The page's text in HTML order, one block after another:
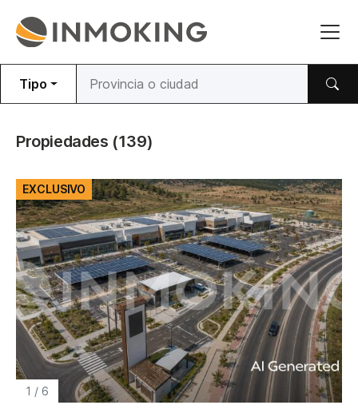
Tipo
Propiedades (139)
1 / 6
EXCLUSIVO